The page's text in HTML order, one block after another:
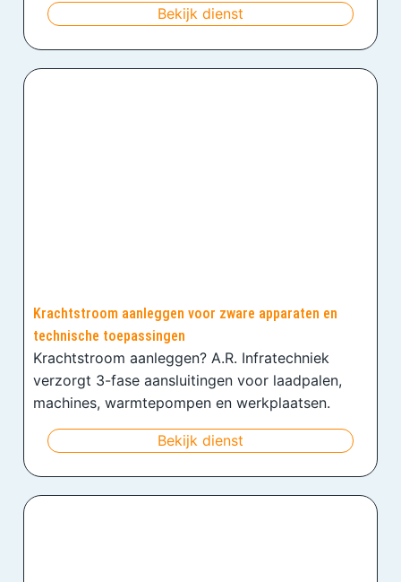
Bekijk dienst
Krachtstroom aanleggen voor zware apparaten en
technische toepassingen
Krachtstroom aanleggen? A.R. Infratechniek
verzorgt 3-fase aansluitingen voor laadpalen,
machines, warmtepompen en werkplaatsen.
Bekijk dienst